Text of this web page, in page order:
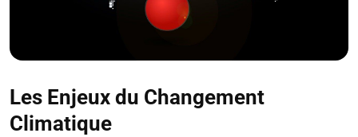
Les Enjeux du Changement
Climatique